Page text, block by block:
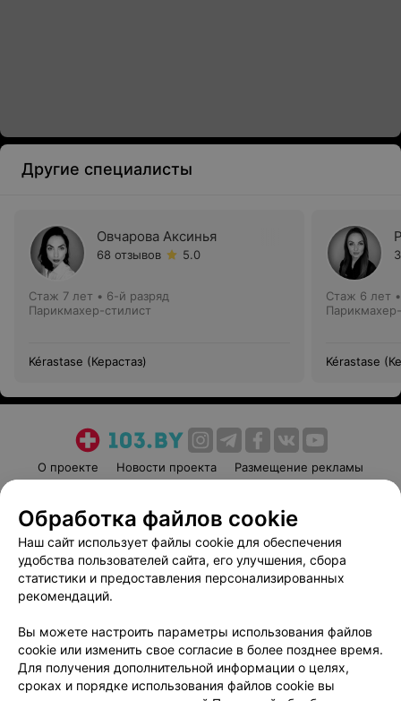
Другие специалисты
Овчарова Аксинья
68 отзывов 5.0
Стаж 7 лет • 6-й разряд
Парикмахер-стилист
Kérastase (Керастаз)
Стаж 6 лет
Kérastase
О проекте Новости проекта
Размещение рекламы
Пользовательское соглашение
Способы оплаты
Вакансии
Партнеры
Написать руководителю 103.by
Обработка персональных данных
Обработка файлов cookie
Наш сайт использует файлы cookie для обеспечения
удобства пользователей сайта, его улучшения, сбора
статистики и предоставления персонализированных
рекомендаций.
Вы можете настроить параметры использования файлов
cookie или изменить свое согласие в более позднее время.
Для получения дополнительной информации о целях,
сроках и порядке использования файлов cookie вы